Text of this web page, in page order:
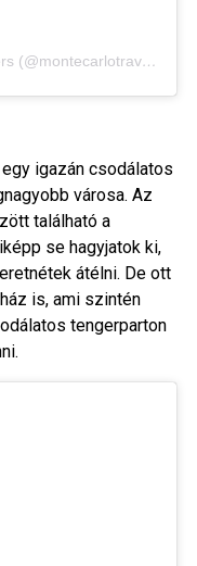
K & N | French Riviera Travel Bloggers (@montecarlotravellers) által megosztott bejegyzés
igazán csodálatos
városa. Az
található a
se hagyjatok ki,
átélni. De ott
is, ami szintén
tengerparton